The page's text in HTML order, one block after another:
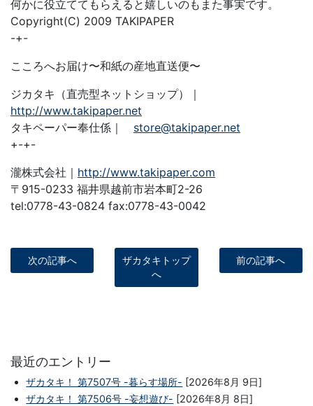
何かに役立ててもらえると嬉しいのもまた事実です。
Copyright(C) 2009 TAKIPAPER
-+-
こころへお届け〜和紙の産地直送便〜
ジカタキ（直売型ネットショップ）｜
http://www.takipaper.net
タキペーパー奉仕係｜ store@takipaper.net
+-+-
瀧株式会社｜ http://www.takipaper.com
〒915-0233 福井県越前市岩本町2-26
tel:0778-43-0824 fax:0778-43-0042
次の記事へ
ザカタキトップ
へ
前の記事へ
最近のエントリー
ザカタキ！ 第7507号 -暮らす場所- [2026年8月 9日]
ザカタキ！ 第7506号 -妄想遊び- [2026年8月 8日]